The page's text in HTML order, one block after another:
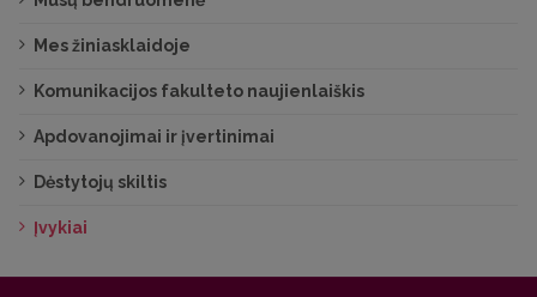
Mes žiniasklaidoje
Komunikacijos fakulteto naujienlaiškis
Apdovanojimai ir įvertinimai
Dėstytojų skiltis
Įvykiai